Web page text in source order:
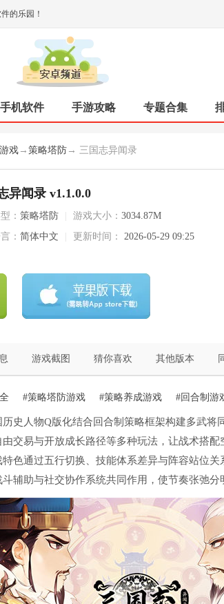
的乐园！
手机软件 手游攻略 专题合集
戏 → 策略塔防 → 三国志异闻录
异闻录 v1.1.0.0
： 策略塔防 游戏大小： 3034.87M
： 简体中文 更新时间： 2026-05-29 09:25
游戏截图 猜你喜欢 其他版本
#策略塔防游戏 #策略养成游戏 #回合制游
历史人物Q版化结合回合制策略框架构建多武将
交易与开放成长路径等多种玩法，让战术搭
色通过五行切换、技能体系差异与阵容站位
辅助与社交协作系统共同作用，使节奏张弛分